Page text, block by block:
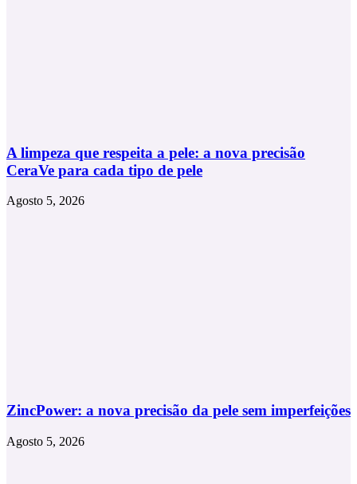
A limpeza que respeita a pele: a nova precisão
CeraVe para cada tipo de pele
Agosto 5, 2026
ZincPower: a nova precisão da pele sem imperfeições
Agosto 5, 2026